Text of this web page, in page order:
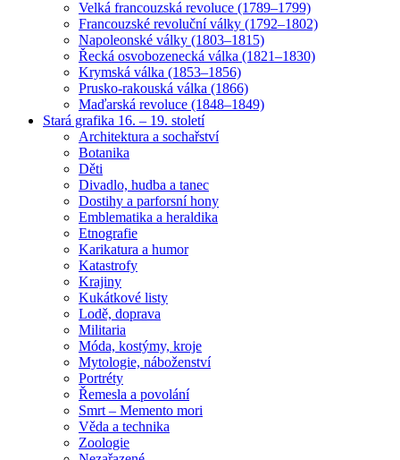
Velká francouzská revoluce (1789–1799)
Francouzské revoluční války (1792–1802)
Napoleonské války (1803–1815)
Řecká osvobozenecká válka (1821–1830)
Krymská válka (1853–1856)
Prusko-rakouská válka (1866)
Maďarská revoluce (1848–1849)
Stará grafika 16. – 19. století
Architektura a sochařství
Botanika
Děti
Divadlo, hudba a tanec
Dostihy a parforsní hony
Emblematika a heraldika
Etnografie
Karikatura a humor
Katastrofy
Krajiny
Kukátkové listy
Lodě, doprava
Militaria
Móda, kostýmy, kroje
Mytologie, náboženství
Portréty
Řemesla a povolání
Smrt – Memento mori
Věda a technika
Zoologie